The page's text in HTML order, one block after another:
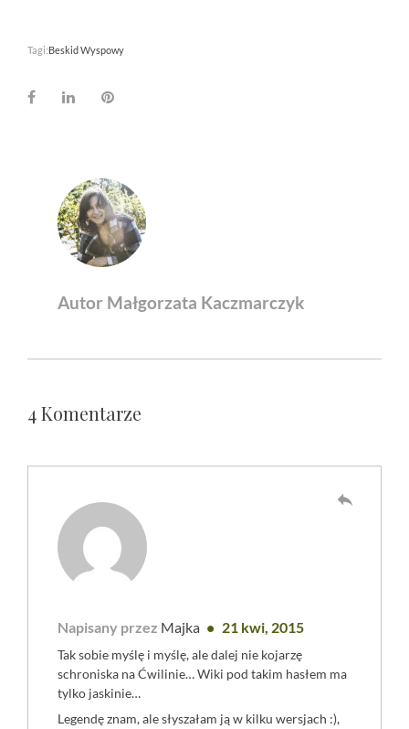
Tagi:Beskid Wyspowy
FacebookLinkedInPinterest
Autor Małgorzata Kaczmarczyk
4 Komentarze
Napisany przez Majka 21 kwi, 2015
Tak sobie myślę i myślę, ale dalej nie kojarzę
schroniska na Ćwilinie… Wiki pod takim hasłem ma
tylko jaskinie…
Legendę znam, ale słyszałam ją w kilku wersjach :),
reply